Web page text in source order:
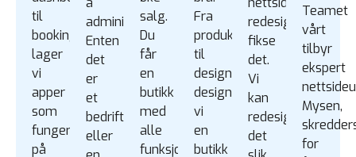
til
bookingsystemer
lager
vi
apper
som
fungerer
på
administrere.
Enten
det
er
et
bedriftsnettsted
eller
salg.
Du
får
en
butikk
med
alle
funksjonene
Fra
produktoppsett
til
design
designer
vi
en
butikk
redesign
fikse
det.
Vi
kan
redesign
det
Teamet
vårt
tilbyr
ekspert
Mysen,
for